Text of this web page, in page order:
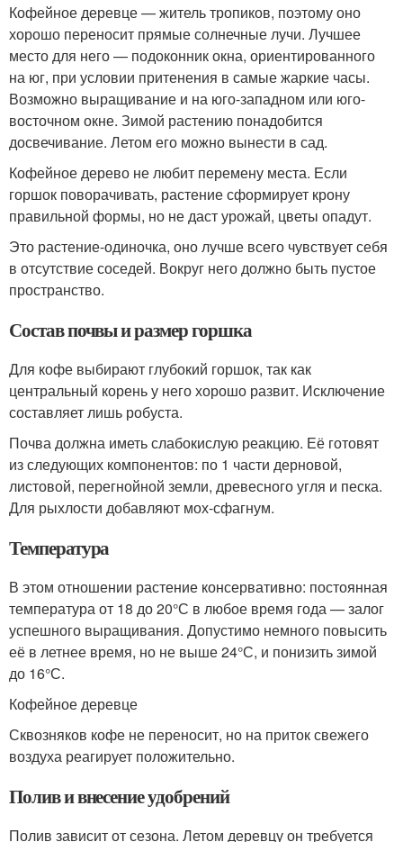
Кофейное деревце — житель тропиков, поэтому оно
хорошо переносит прямые солнечные лучи. Лучшее
место для него — подоконник окна, ориентированного
на юг, при условии притенения в самые жаркие часы.
Возможно выращивание и на юго-западном или юго-
восточном окне. Зимой растению понадобится
досвечивание. Летом его можно вынести в сад.
Кофейное дерево не любит перемену места. Если
горшок поворачивать, растение сформирует крону
правильной формы, но не даст урожай, цветы опадут.
Это растение-одиночка, оно лучше всего чувствует себя
в отсутствие соседей. Вокруг него должно быть пустое
пространство.
Состав почвы и размер горшка
Для кофе выбирают глубокий горшок, так как
центральный корень у него хорошо развит. Исключение
составляет лишь робуста.
Почва должна иметь слабокислую реакцию. Её готовят
из следующих компонентов: по 1 части дерновой,
листовой, перегнойной земли, древесного угля и песка.
Для рыхлости добавляют мох-сфагнум.
Температура
В этом отношении растение консервативно: постоянная
температура от 18 до 20°С в любое время года — залог
успешного выращивания. Допустимо немного повысить
её в летнее время, но не выше 24°С, и понизить зимой
до 16°С.
Кофейное деревце
Сквозняков кофе не переносит, но на приток свежего
воздуха реагирует положительно.
Полив и внесение удобрений
Полив зависит от сезона. Летом деревцу он требуется